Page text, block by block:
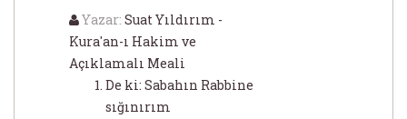
Yazar: Suat Yıldırım -
Kura'an-ı Hakim ve
Açıklamalı Meali
De ki: Sabahın Rabbine
sığınırım